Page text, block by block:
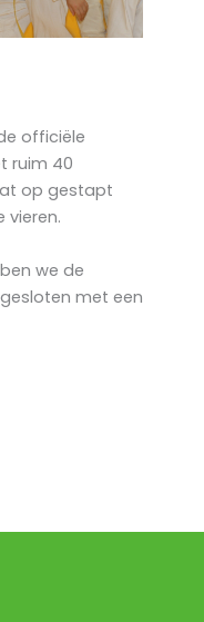
officiële
ruim 40
op gestapt
vieren.
we de
met een